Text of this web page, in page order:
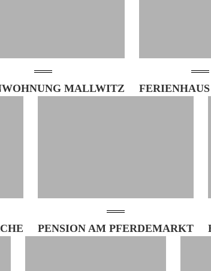
MALLWITZ
PENSION AM PFERDEMARKT